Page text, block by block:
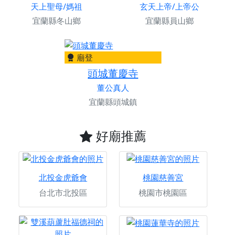
天上聖母/媽祖
宜蘭縣冬山鄉
玄天上帝/上帝公
宜蘭縣員山鄉
廟登
頭城董慶寺
董公真人
宜蘭縣頭城鎮
好廟推薦
北投金虎爺會
台北市北投區
桃園慈善宮
桃園市桃園區